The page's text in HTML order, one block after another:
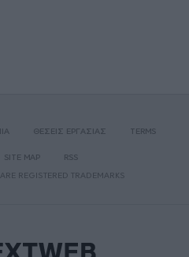
ΘΕΣΕΙΣ ΕΡΓΑΣΙΑΣ TERMS
SITE MAP
RSS
REGISTERED TRADEMARKS